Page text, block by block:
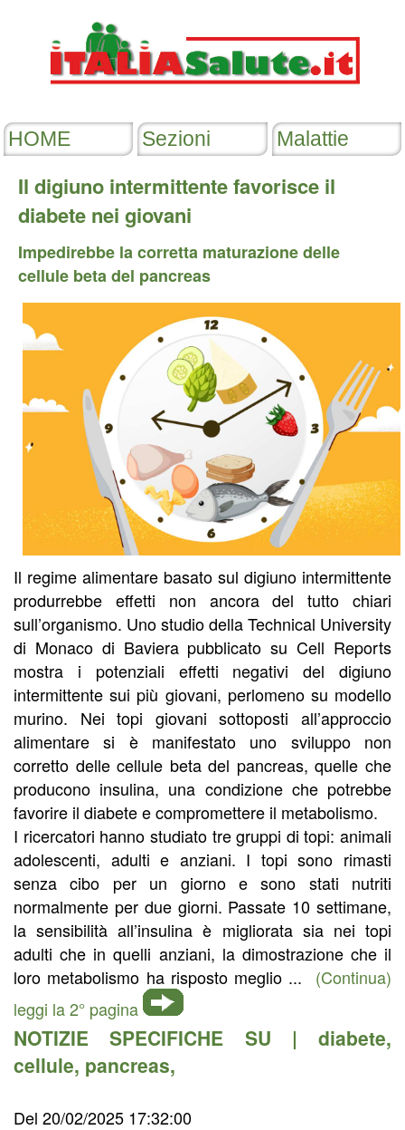
Il digiuno intermittente favorisce il
diabete nei giovani
Impedirebbe la corretta maturazione delle
cellule beta del pancreas
Il regime alimentare basato sul digiuno intermittente
produrrebbe effetti non ancora del tutto chiari
sull’organismo. Uno studio della Technical University
di Monaco di Baviera pubblicato su Cell Reports
mostra i potenziali effetti negativi del digiuno
intermittente sui più giovani, perlomeno su modello
murino. Nei topi giovani sottoposti all’approccio
alimentare si è manifestato uno sviluppo non
corretto delle cellule beta del pancreas, quelle che
producono insulina, una condizione che potrebbe
favorire il diabete e compromettere il metabolismo.
I ricercatori hanno studiato tre gruppi di topi: animali
adolescenti, adulti e anziani. I topi sono rimasti
senza cibo per un giorno e sono stati nutriti
normalmente per due giorni. Passate 10 settimane,
la sensibilità all’insulina è migliorata sia nei topi
adulti che in quelli anziani, la dimostrazione che il
loro metabolismo ha risposto meglio ... (Continua)
leggi la 2° pagina
NOTIZIE SPECIFICHE SU | diabete,
cellule, pancreas,
Del 20/02/2025 17:32:00